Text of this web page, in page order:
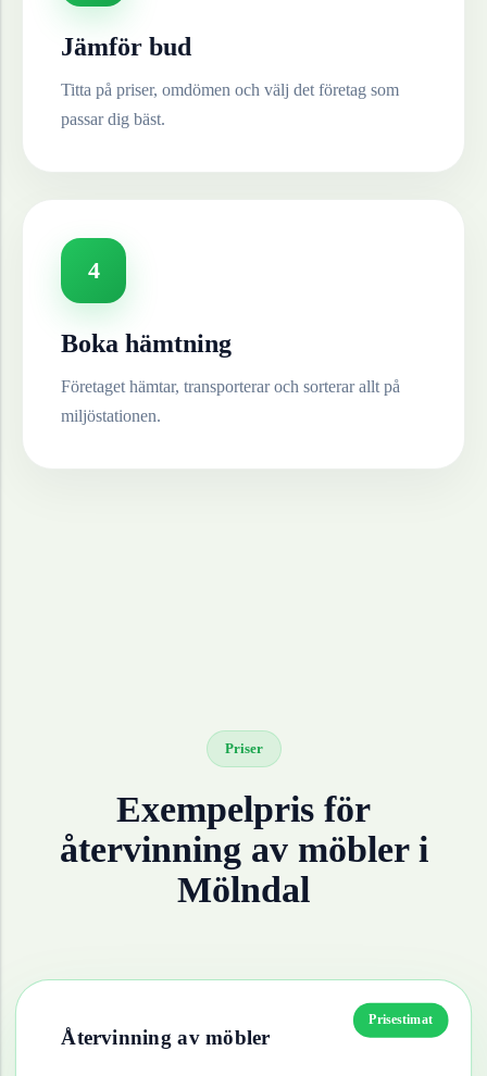
Jämför bud
Titta på priser, omdömen och välj det företag som
passar dig bäst.
4
Boka hämtning
Företaget hämtar, transporterar och sorterar allt på
miljöstationen.
Priser
Exempelpris för
återvinning av möbleri
Mölndal
Prisestimat
Återvinning av möbler